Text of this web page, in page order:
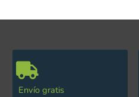
Envío gratis